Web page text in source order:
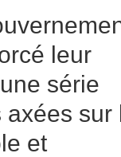
leur
série
axées sur
et